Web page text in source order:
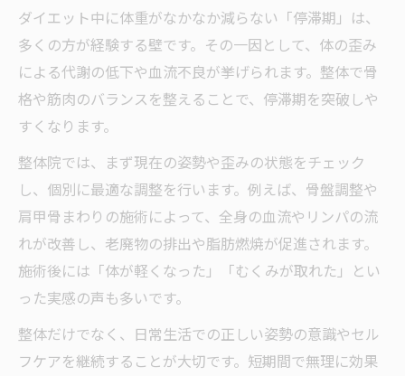
ダイエット中に体重がなかなか減らない「停滞期」は、
多くの方が経験する壁です。その一因として、体の歪み
による代謝の低下や血流不良が挙げられます。整体で骨
格や筋肉のバランスを整えることで、停滞期を突破しや
すくなります。
整体院では、まず現在の姿勢や歪みの状態をチェック
し、個別に最適な調整を行います。例えば、骨盤調整や
肩甲骨まわりの施術によって、全身の血流やリンパの流
れが改善し、老廃物の排出や脂肪燃焼が促進されます。
施術後には「体が軽くなった」「むくみが取れた」とい
った実感の声も多いです。
整体だけでなく、日常生活での正しい姿勢の意識やセル
フケアを継続することが大切です。短期間で無理に効果